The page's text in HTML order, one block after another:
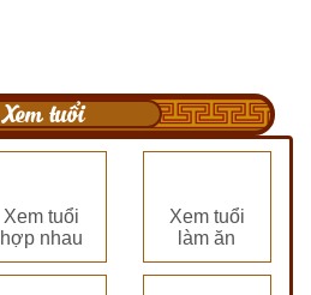
Xem tuổi
Xem tuổi
hợp nhau
Xem tuổi
làm ăn